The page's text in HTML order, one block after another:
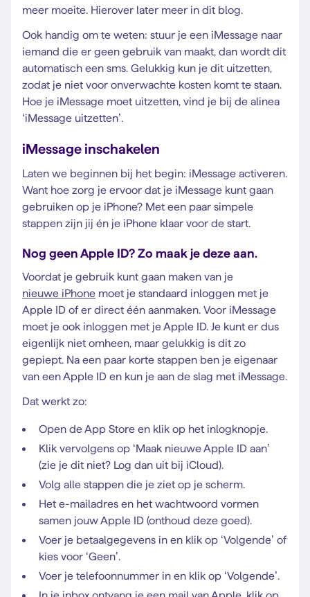
meer moeite. Hierover later meer in dit blog.
Ook handig om te weten: stuur je een iMessage naar
iemand die er geen gebruik van maakt, dan wordt dit
automatisch een sms. Gelukkig kun je dit uitzetten,
zodat je niet voor onverwachte kosten komt te staan.
Hoe je iMessage moet uitzetten, vind je bij de alinea
‘iMessage uitzetten’.
iMessage inschakelen
Laten we beginnen bij het begin: iMessage activeren.
Want hoe zorg je ervoor dat je iMessage kunt gaan
gebruiken op je iPhone? Met een paar simpele
stappen zijn jij én je iPhone klaar voor de start.
Nog geen Apple ID? Zo maak je deze aan.
Voordat je gebruik kunt gaan maken van je
nieuwe iPhone moet je standaard inloggen met je
Apple ID of er direct één aanmaken. Voor iMessage
moet je ook inloggen met je Apple ID. Je kunt er dus
eigenlijk niet omheen, maar gelukkig is dit zo
gepiept. Na een paar korte stappen ben je eigenaar
van een Apple ID en kun je aan de slag met iMessage.
Dat werkt zo:
Open de App Store en klik op het inlogknopje.
Klik vervolgens op ‘Maak nieuwe Apple ID aan’
(zie je dit niet? Log dan uit bij iCloud).
Volg alle stappen die je ziet op je scherm.
Het e-mailadres en het wachtwoord vormen
samen jouw Apple ID (onthoud deze goed).
Voer je betaalgegevens in en klik op ‘Volgende’ of
kies voor ‘Geen’.
Voer je telefoonnummer in en klik op ‘Volgende’.